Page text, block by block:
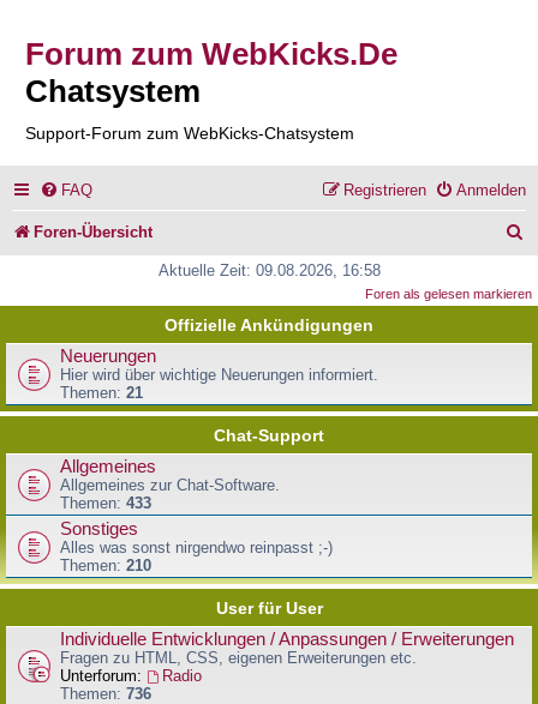
Forum zum WebKicks.De
Chatsystem
Support-Forum zum WebKicks-Chatsystem
FAQ Anmelden
Registrieren
Foren-Übersicht
c
Aktuelle Zeit: 09.08.2026, 16:58
Foren als gelesen markieren
Offizielle Ankündigungen
Neuerungen
Hier wird über wichtige Neuerungen informiert.
Themen: 21
Chat-Support
Allgemeines
Allgemeines zur Chat-Software.
Themen: 433
Sonstiges
Alles was sonst nirgendwo reinpasst ;-)
Themen: 210
User für User
Individuelle Entwicklungen / Anpassungen / Erweiterungen
Fragen zu HTML, CSS, eigenen Erweiterungen etc.
Unterforum:
Radio
Themen: 736